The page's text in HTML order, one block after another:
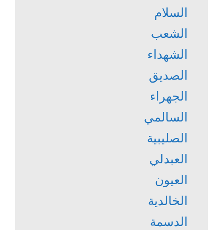
السلام
الشعب
الشهداء
الصديق
الجهراء
السالمي
الصليبية
العبدلي
العيون
الخالدية
الدسمة